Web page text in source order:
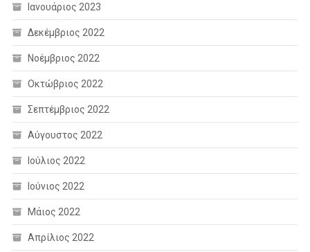
Ιανουάριος 2023
Δεκέμβριος 2022
Νοέμβριος 2022
Οκτώβριος 2022
Σεπτέμβριος 2022
Αύγουστος 2022
Ιούλιος 2022
Ιούνιος 2022
Μάιος 2022
Απρίλιος 2022